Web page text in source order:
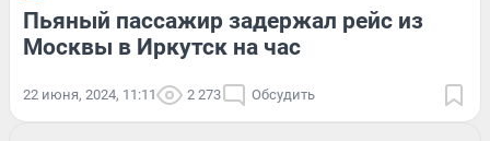
Пьяный пассажир задержал рейс из
Москвы в Иркутск на час
22 июня, 2024, 11:11 2 273 Обсудить